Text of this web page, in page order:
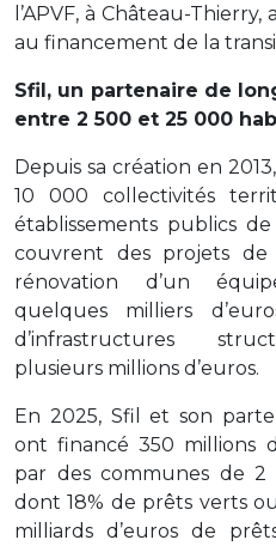
l’APVF, à Château-
au financement de la
Sfil, un partenaire de
entre 2 500 et 25 000
Depuis sa création en
10 000 collectivités
établissements publics
couvrent des projets
rénovation d’un
quelques milliers
d’infrastructures
plusieurs millions d’euros.
En 2025, Sfil et son
ont financé 350 millions
par des communes de
dont 18% de prêts verts
milliards d’euros de